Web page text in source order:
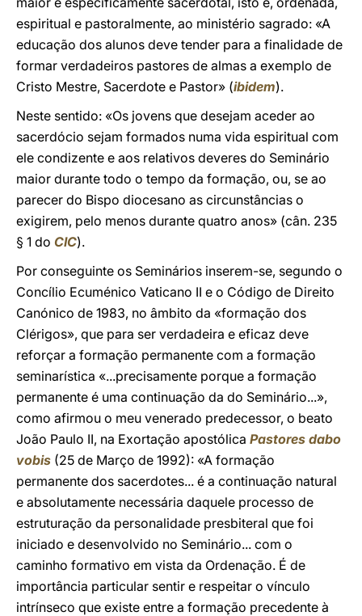
espiritual e pastoralmente, ao ministério sagrado: «A
educação dos alunos deve tender para a finalidade de
formar verdadeiros pastores de almas a exemplo de
Cristo Mestre, Sacerdote e Pastor» (ibidem).
Neste sentido: «Os jovens que desejam aceder ao
sacerdócio sejam formados numa vida espiritual com
ele condizente e aos relativos deveres do Seminário
maior durante todo o tempo da formação, ou, se ao
parecer do Bispo diocesano as circunstâncias o
exigirem, pelo menos durante quatro anos» (cân. 235
§ 1 do CIC).
Por conseguinte os Seminários inserem-se, segundo o
Concílio Ecuménico Vaticano II e o Código de Direito
Canónico de 1983, no âmbito da «formação dos
Clérigos», que para ser verdadeira e eficaz deve
reforçar a formação permanente com a formação
seminarística «...precisamente porque a formação
permanente é uma continuação da do Seminário...»,
como afirmou o meu venerado predecessor, o beato
João Paulo II, na Exortação apostólica Pastores dabo
vobis (25 de Março de 1992): «A formação
permanente dos sacerdotes... é a continuação natural
e absolutamente necessária daquele processo de
estruturação da personalidade presbiteral que foi
iniciado e desenvolvido no Seminário... com o
caminho formativo em vista da Ordenação. É de
importância particular sentir e respeitar o vínculo
intrínseco que existe entre a formação precedente à